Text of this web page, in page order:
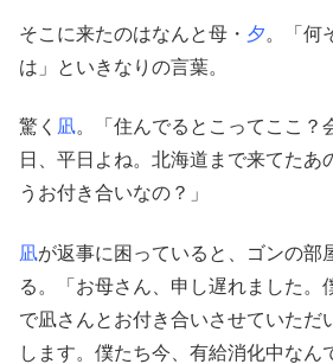
そこに来たのはなんと母・ 夕。「何
は」といきなりの言葉。
驚く 凪。「住んでるとこってここ？
日、平日よね。北海道まで来てたあ
うお付き合いなの？」
凪が返事に困っていると、ゴンの部
る。「お母さん、申し遅れました。
で凪さんとお付き合いさせていただ
します。僕たち今、有給消化中なん